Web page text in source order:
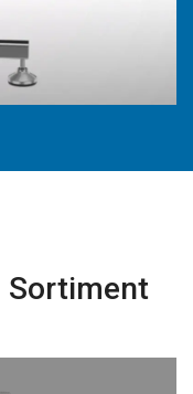
Sortiment